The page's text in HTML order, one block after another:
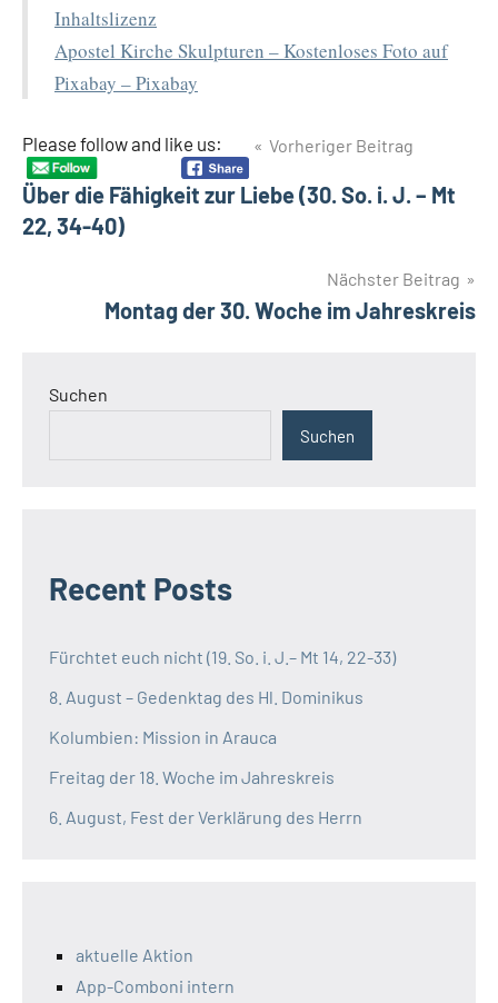
Inhaltslizenz
Apostel Kirche Skulpturen – Kostenloses Foto auf
Pixabay – Pixabay
Please follow and like us:
BeitragsnavigationVorheriger Beitrag
Über die Fähigkeit zur Liebe (30. So. i. J. – Mt
22, 34-40)
Nächster Beitrag
Montag der 30. Woche im Jahreskreis
Suchen
Suchen
Recent Posts
Fürchtet euch nicht (19. So. i. J.– Mt 14, 22-33)
8. August – Gedenktag des Hl. Dominikus
Kolumbien: Mission in Arauca
Freitag der 18. Woche im Jahreskreis
6. August, Fest der Verklärung des Herrn
aktuelle Aktion
App-Comboni intern